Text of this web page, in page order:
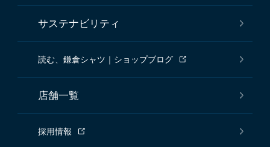
サステナビリティ
読む、鎌倉シャツ｜ショップブログ
店舗一覧
採用情報